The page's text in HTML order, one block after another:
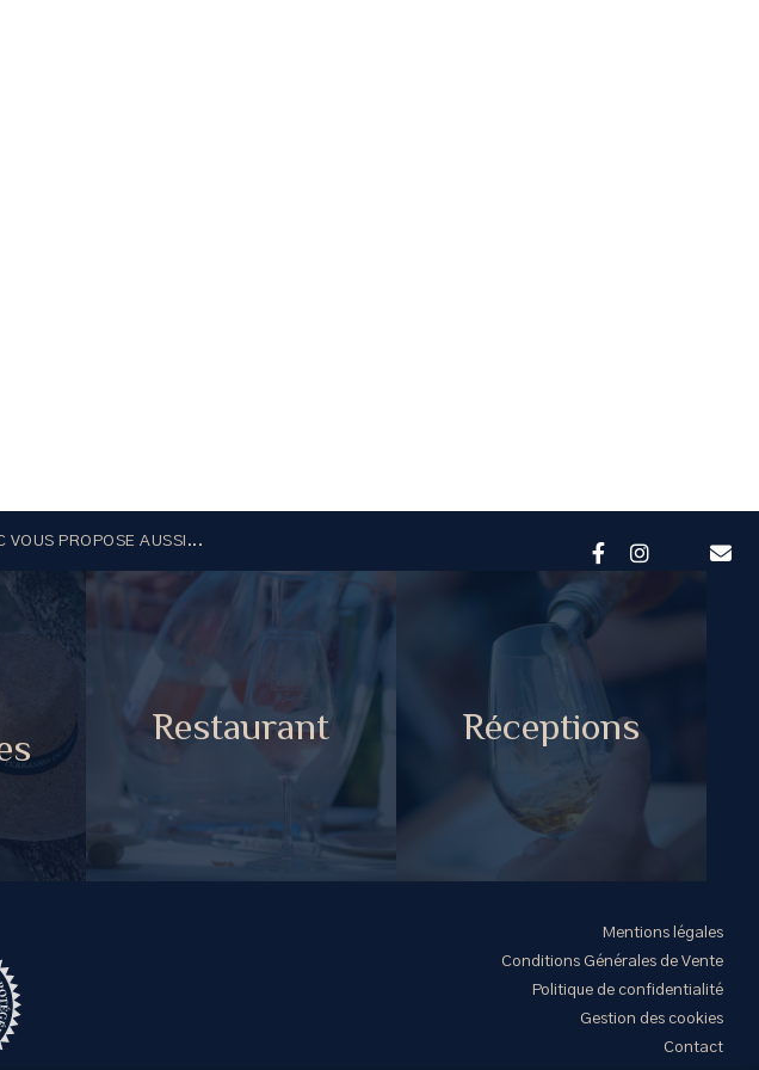
VOUS PROPOSE AUSSI...
Restaurant Réceptions
Mentions légales
Conditions Générales de Vente
Politique de confidentialité
Gestion des cookies
Contact